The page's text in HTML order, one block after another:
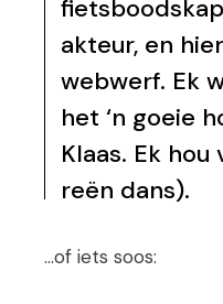
akteur, en
webwerf. Ek
het ‘n goeie
Klaas. Ek
reën dans).
…of iets soos: